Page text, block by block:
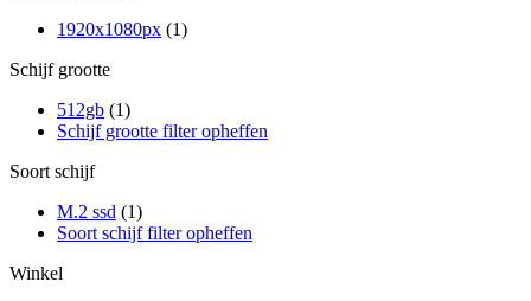
1920x1080px (1)
Schijf grootte
512gb (1)
Schijf grootte filter opheffen
Soort schijf
M.2 ssd (1)
Soort schijf filter opheffen
Winkel